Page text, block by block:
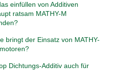
einfüllen von Additiven
ratsam MATHY-M
bringt der Einsatz von MATHY-
Dichtungs-Additiv auch für